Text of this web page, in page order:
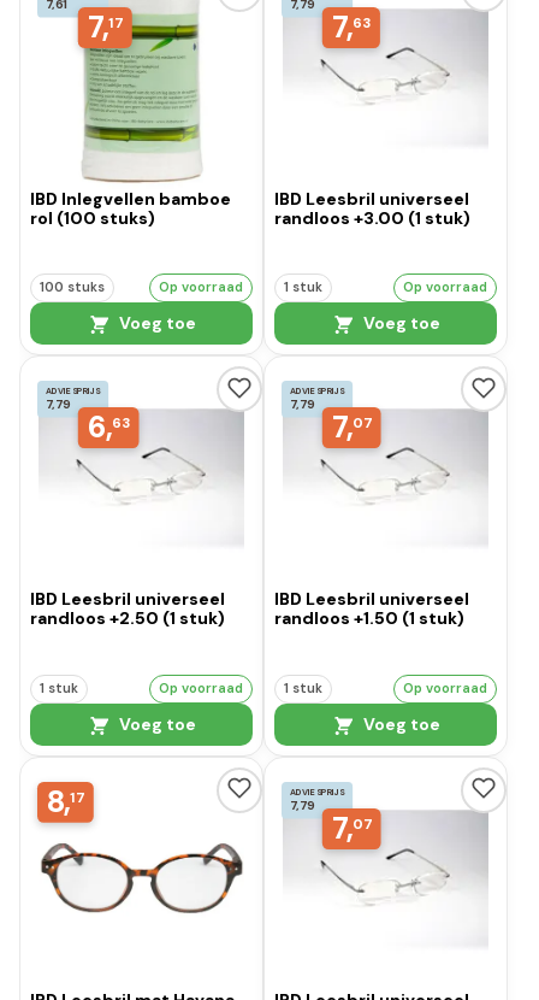
7,17
IBD Inlegvellen bamboe
rol (100 stuks)
100 stuks Op voorraad
Voeg toe
7,63
IBD Leesbril universeel
randloos +3.00 (1 stuk)
1 stuk Op voorraad
Voeg toe
ADVIESPRIJS
7,79
6,63
IBD Leesbril universeel
randloos +2.50 (1 stuk)
1 stuk Op voorraad
Voeg toe
ADVIESPRIJS
7,79
7,07
IBD Leesbril universeel
randloos +1.50 (1 stuk)
1 stuk Op voorraad
Voeg toe
8,17 ADVIESPRIJS
7,79
7,07